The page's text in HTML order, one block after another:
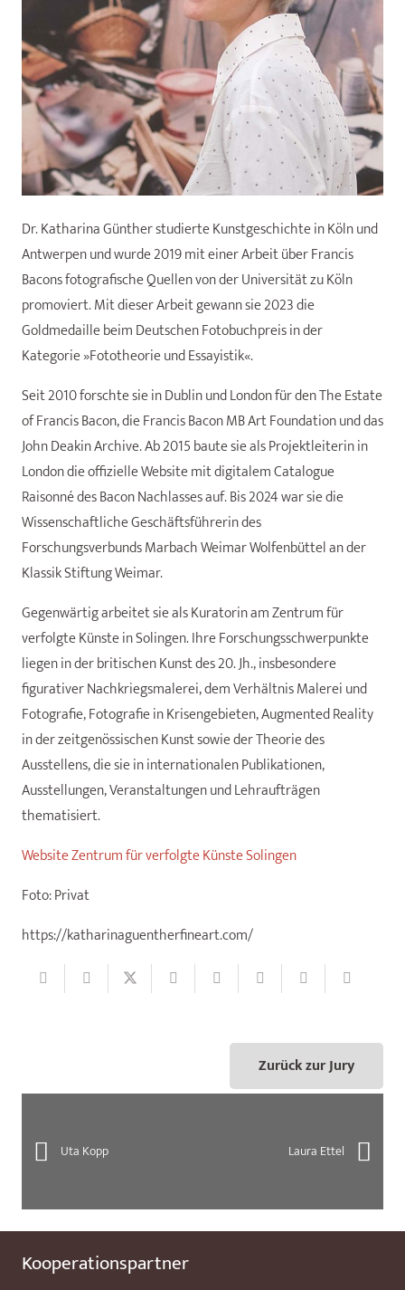
Dr. Katharina Günther studierte Kunstgeschichte in Köln und
Antwerpen und wurde 2019 mit einer Arbeit über Francis
Bacons fotografische Quellen von der Universität zu Köln
promoviert. Mit dieser Arbeit gewann sie 2023 die
Goldmedaille beim Deutschen Fotobuchpreis in der
Kategorie »Fototheorie und Essayistik«.
Seit 2010 forschte sie in Dublin und London für den The Estate
of Francis Bacon, die Francis Bacon MB Art Foundation und das
John Deakin Archive. Ab 2015 baute sie als Projektleiterin in
London die offizielle Website mit digitalem Catalogue
Raisonné des Bacon Nachlasses auf. Bis 2024 war sie die
Wissenschaftliche Geschäftsführerin des
Forschungsverbunds Marbach Weimar Wolfenbüttel an der
Klassik Stiftung Weimar.
Gegenwärtig arbeitet sie als Kuratorin am Zentrum für
verfolgte Künste in Solingen. Ihre Forschungsschwerpunkte
liegen in der britischen Kunst des 20. Jh., insbesondere
figurativer Nachkriegsmalerei, dem Verhältnis Malerei und
Fotografie, Fotografie in Krisengebieten, Augmented Reality
in der zeitgenössischen Kunst sowie der Theorie des
Ausstellens, die sie in internationalen Publikationen,
Ausstellungen, Veranstaltungen und Lehraufträgen
thematisiert.
Website Zentrum für verfolgte Künste Solingen
Foto: Privat
https://katharinaguentherfineart.com/
Zurück zur Jury
Uta Kopp Laura Ettel
Kooperationspartner